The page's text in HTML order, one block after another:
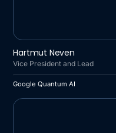
Hartmut Neven
Vice President and Lead
Google Quantum AI